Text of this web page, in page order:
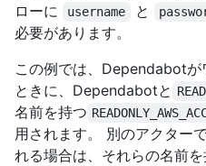
ローに
username と
必要があります。
この例では、Dependabotが
ときに、Dependabotと
名前を持つ
用されます。 別のアクター
れる場合は、それらの名前